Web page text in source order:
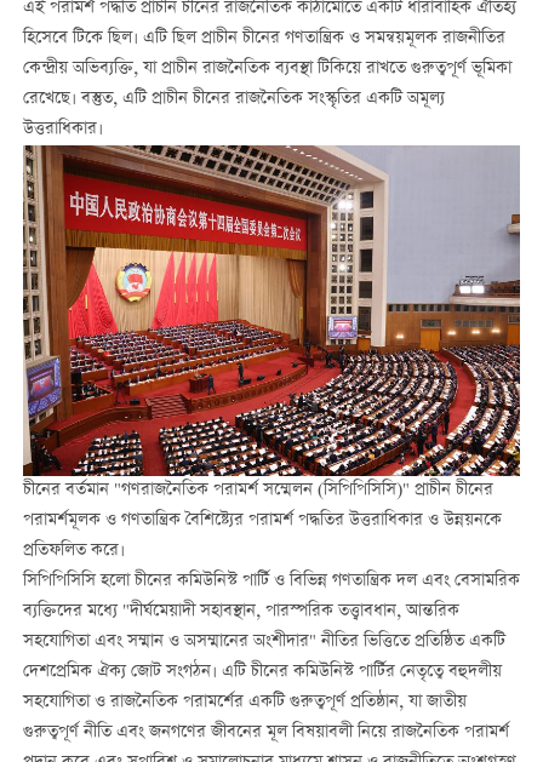
এই পরামর্শ পদ্ধতি প্রাচীন চীনের রাজনৈতিক কাঠামোতে একটি ধারাবাহিক ঐতিহ্য
হিসেবে টিকে ছিল। এটি ছিল প্রাচীন চীনের গণতান্ত্রিক ও সমন্বয়মূলক রাজনীতির
কেন্দ্রীয় অভিব্যক্তি, যা প্রাচীন রাজনৈতিক ব্যবস্থা টিকিয়ে রাখতে গুরুত্বপূর্ণ ভূমিকা
রেখেছে। বস্তুত, এটি প্রাচীন চীনের রাজনৈতিক সংস্কৃতির একটি অমূল্য
উত্তরাধিকার।
চীনের বর্তমান "গণরাজনৈতিক পরামর্শ সম্মেলন (সিপিপিসিসি)" প্রাচীন চীনের
পরামর্শমূলক ও গণতান্ত্রিক বৈশিষ্ট্যের পরামর্শ পদ্ধতির উত্তরাধিকার ও উন্নয়নকে
প্রতিফলিত করে।
সিপিপিসিসি হলো চীনের কমিউনিস্ট পার্টি ও বিভিন্ন গণতান্ত্রিক দল এবং বেসামরিক
ব্যক্তিদের মধ্যে "দীর্ঘমেয়াদী সহাবস্থান, পারস্পরিক তত্ত্বাবধান, আন্তরিক
সহযোগিতা এবং সম্মান ও অসম্মানের অংশীদার" নীতির ভিত্তিতে প্রতিষ্ঠিত একটি
দেশপ্রেমিক ঐক্য জোট সংগঠন। এটি চীনের কমিউনিস্ট পার্টির নেতৃত্বে বহুদলীয়
সহযোগিতা ও রাজনৈতিক পরামর্শের একটি গুরুত্বপূর্ণ প্রতিষ্ঠান, যা জাতীয়
গুরুত্বপূর্ণ নীতি এবং জনগণের জীবনের মূল বিষয়াবলী নিয়ে রাজনৈতিক পরামর্শ